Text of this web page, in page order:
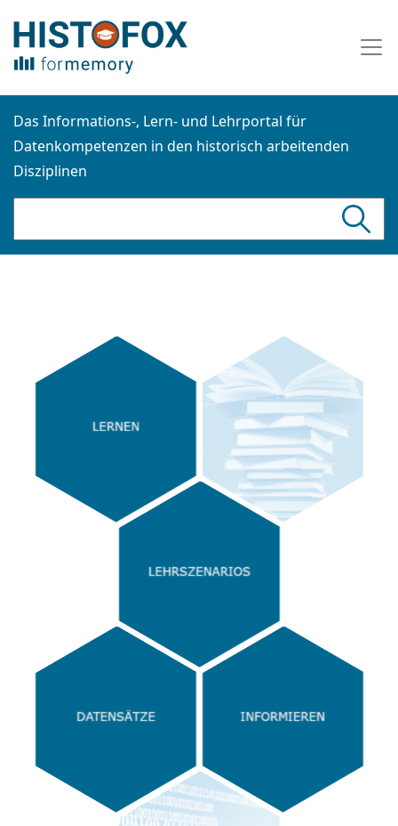
Das Informations-, Lern- und Lehrportal für
Datenkompetenzen in den historisch arbeitenden
Disziplinen